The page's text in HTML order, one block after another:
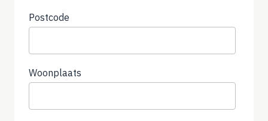
Postcode
Woonplaats